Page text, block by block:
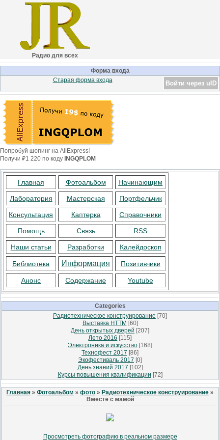
Радио для всех
Форма входа
Войти через uID
Старая форма входа
Попробуй шопинг на AliExpress!
Получи ₽1 220 по коду INGQPLOM
Главная Фотоальбом Начинающим
Лаборатория Мастерская Портфельчик
Консультация Каптерка Справочники
Помощь Связь RSS
Наши статьи Разработки Калейдоскоп
Библиотека Информация Позитивчики
Анонс Содержание Youtube
Categories
Радиотехническое конструирование [70]
Выставка НТТМ [60]
День открытых дверей [207]
Лето 2016 [115]
Электроника и искусство [168]
Технофест 2017 [86]
Экофестиваль 2017 [0]
День знаний 2017 [102]
Курсы повышения квалификации [72]
Главная » Фотоальбом » фото » Радиотехническое конструирование »
Вместе с мамой
Просмотреть фотографию в реальном размере